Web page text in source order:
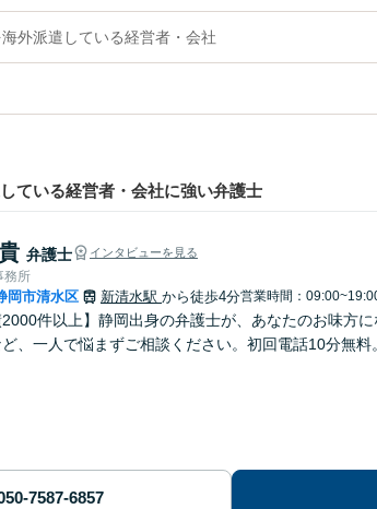
外派遣している経営者・会社
ている経営者・会社に強い弁護士
弁護士 インタビューを見る
務所
岡市清水区 新清水駅 から徒歩4分営業時間：
2000件以上】静岡出身の弁護士が、あなたのお味方
、一人で悩まずご相談ください。初回電話10分無